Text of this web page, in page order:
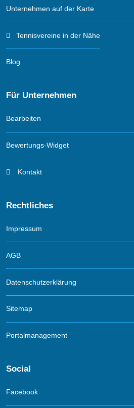
Unternehmen auf der Karte
Tennisvereine in der Nähe
Blog
Für Unternehmen
Bearbeiten
Bewertungs-Widget
Kontakt
Rechtliches
Impressum
AGB
Datenschutzerklärung
Sitemap
Portalmanagement
Social
Facebook